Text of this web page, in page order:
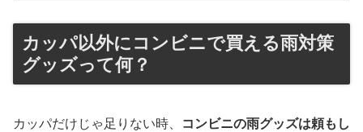
カッパ以外にコンビニで買える雨対策
グッズって何？
カッパだけじゃ足りない時、
コンビニの雨グッズは頼もし